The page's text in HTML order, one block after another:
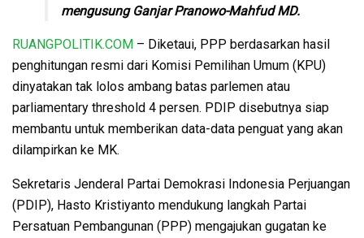
mengusung Ganjar Pranowo-Mahfud MD.
RUANGPOLITIK.COM – Diketaui, PPP berdasarkan hasil
penghitungan resmi dari Komisi Pemilihan Umum (KPU)
dinyatakan tak lolos ambang batas parlemen atau
parliamentary threshold 4 persen. PDIP disebutnya siap
membantu untuk memberikan data-data penguat yang akan
dilampirkan ke MK.
Sekretaris Jenderal Partai Demokrasi Indonesia Perjuangan
(PDIP), Hasto Kristiyanto mendukung langkah Partai
Persatuan Pembangunan (PPP) mengajukan gugatan ke